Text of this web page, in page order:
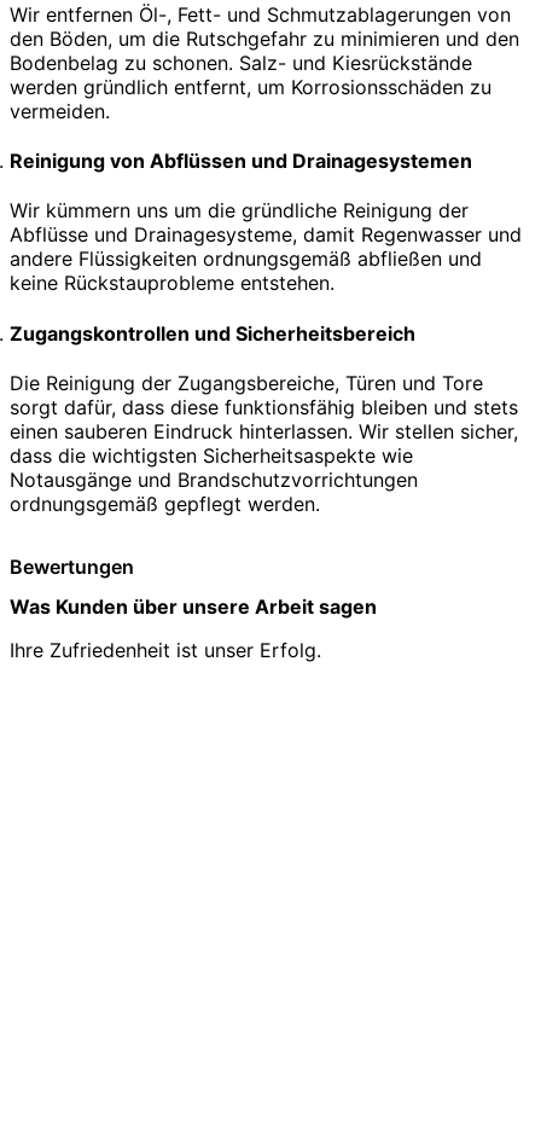
Wir entfernen Öl-, Fett- und Schmutzablagerungen von
den Böden, um die Rutschgefahr zu minimieren und den
Bodenbelag zu schonen. Salz- und Kiesrückstände
werden gründlich entfernt, um Korrosionsschäden zu
vermeiden.
Reinigung von Abflüssen und Drainagesystemen
Wir kümmern uns um die gründliche Reinigung der
Abflüsse und Drainagesysteme, damit Regenwasser und
andere Flüssigkeiten ordnungsgemäß abfließen und
keine Rückstauprobleme entstehen.
Zugangskontrollen und Sicherheitsbereich
Die Reinigung der Zugangsbereiche, Türen und Tore
sorgt dafür, dass diese funktionsfähig bleiben und stets
einen sauberen Eindruck hinterlassen. Wir stellen sicher,
dass die wichtigsten Sicherheitsaspekte wie
Notausgänge und Brandschutzvorrichtungen
ordnungsgemäß gepflegt werden.
Bewertungen
Was Kunden über unsere Arbeit sagen
Ihre Zufriedenheit ist unser Erfolg.